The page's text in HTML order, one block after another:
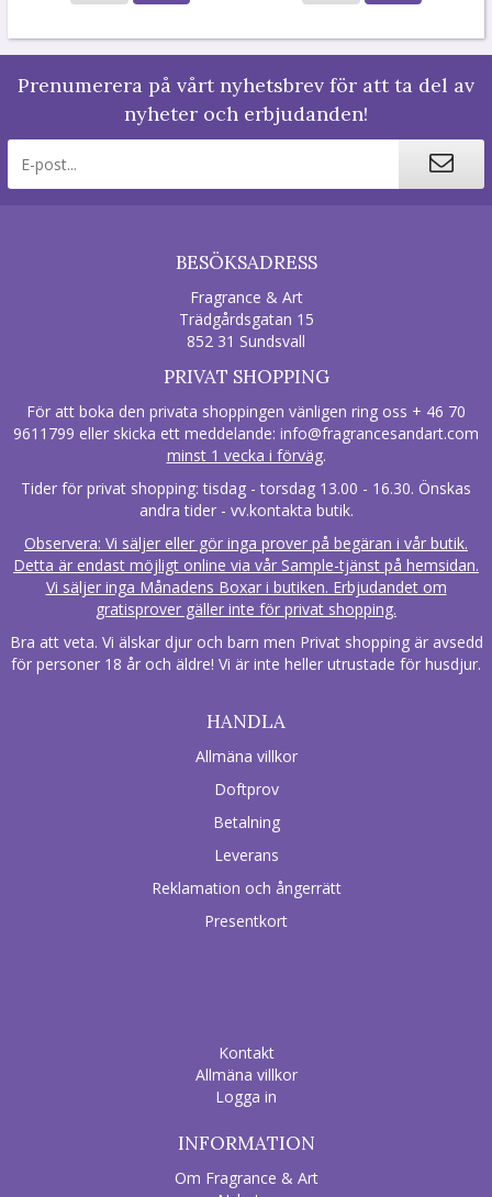
Prenumerera på vårt nyhetsbrev för att ta del av
nyheter och erbjudanden!
BESÖKSADRESS
Fragrance & Art
Trädgårdsgatan 15
852 31 Sundsvall
PRIVAT SHOPPING
För att boka den privata shoppingen vänligen ring oss + 46 70
9611799 eller skicka ett meddelande: info@fragrancesandart.com
minst 1 vecka i förväg.
Tider för privat shopping: tisdag - torsdag 13.00 - 16.30. Önskas
andra tider - vv.kontakta butik.
Observera: Vi säljer eller gör inga prover på begäran i vår butik.
Detta är endast möjligt online via vår Sample-tjänst på hemsidan.
Vi säljer inga Månadens Boxar i butiken. Erbjudandet om
gratisprover gäller inte för privat shopping.
Bra att veta. Vi älskar djur och barn men Privat shopping är avsedd
för personer 18 år och äldre! Vi är inte heller utrustade för husdjur.
HANDLA
Allmäna villkor
Doftprov
Betalning
Leverans
Reklamation och ångerrätt
Presentkort
Kontakt
Allmäna villkor
Logga in
INFORMATION
Om Fragrance & Art